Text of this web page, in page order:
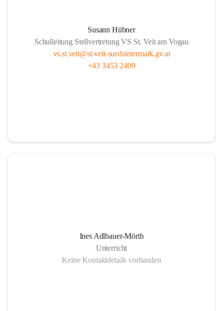
Susann Hübner
Schulleitung Stellvertretung VS St. Veit am Vogau
vs.st.veit@st-veit-suedsteiermark.gv.at
+43 3453 2409
Ines Adlbauer-Mörth
Unterricht
Keine Kontaktdetails vorhanden